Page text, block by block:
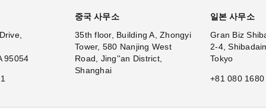
95054
중국 사무소
35th floor, Building A, Zhongyi
Tower, 580 Nanjing West
Road, Jing''an District,
Shanghai
일본 사무소
Gran Biz
2-4,
Tokyo
+81 080